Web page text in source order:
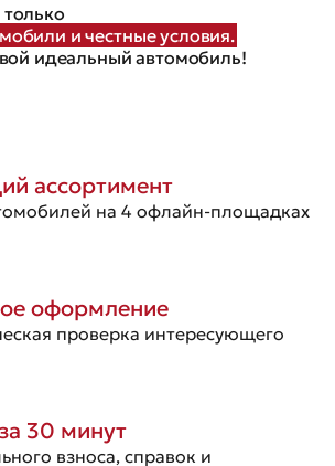
и честные условия.
идеальный автомобиль!
ассортимент
на 4 офлайн-площадках
оформление
проверка интересующего
30 минут
взноса, справок и